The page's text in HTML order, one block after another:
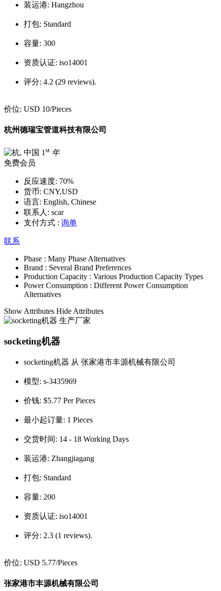
装运港: Hangzhou
打包: Standard
容量: 300
资质认证: iso14001
评分: 4.2 (29 reviews).
价位: USD 10/Pieces
杭州德瑞宝管道科技有限公司
1 st 年
免费会员
反应速度: 70%
货币: CNY,USD
语言: English, Chinese
联系人: scar
支付方式 : 询单
联系
Phase : Many Phase Alternatives
Brand : Several Brand Preferences
Production Capacity : Various Production Capacity Types
Power Consumption : Different Power Consumption
Alternatives
Show Attributes Hide Attributes
socketing机器
socketing机器 从 张家港市丰源机械有限公司
模型: s-3435969
价钱: $5.77 Per Pieces
最小起订量: 1 Pieces
交货时间: 14 - 18 Working Days
装运港: Zhangjiagang
打包: Standard
容量: 200
资质认证: iso14001
评分: 2.3 (1 reviews).
价位: USD 5.77/Pieces
张家港市丰源机械有限公司